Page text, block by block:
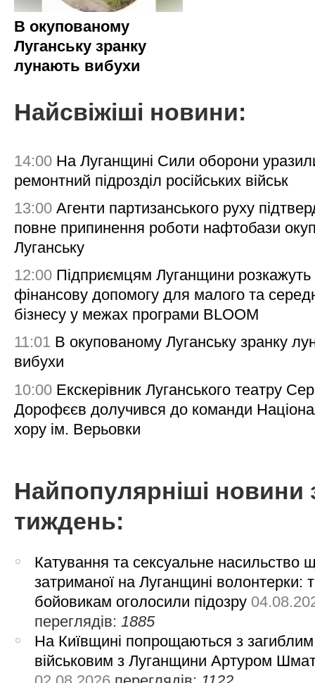
В окупованому
Луганську зранку
лунають вибухи
Найсвіжіші новини:
14:00 На Луганщині Сили оборони
ремонтний підрозділ російських військ
13:00 Агенти партизанського руху
повне припинення роботи нафтобази
Луганську
12:00 Підприємцям Луганщини розкажуть
фінансову допомогу для малого та
бізнесу у межах програми BLOOM
11:01 В окупованому Луганську зранку
вибухи
10:00 Екскерівник Луганського театру
Дорофєєв долучився до команди
хору ім. Верьовки
Найпопулярніші новини
тиждень:
Катування та сексуальне насильство
затриманої на Луганщині волонтерки:
бойовикам оголосили підозру
переглядів: 1885
На Київщині попрощаються з загиблим
військовим з Луганщини Артуром